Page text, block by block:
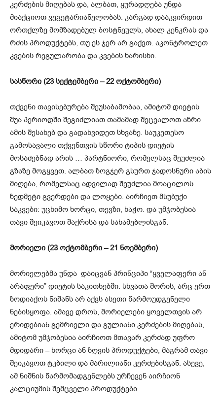
კერძების მიღებას და, ალბათ, ყურადღება უნდა
მიაქციოთ ვეგეტარიანელობას. კარგად დააკვირდით
ორთქლზე მომზადებულ ბოსტნეულს, ახალ კენკრას და
რძის პროდუქტებს, თუ ეს ჯერ არ გაქვთ. აკონტროლეთ
კვების რეგულარობა და კვების ხარისხი.
სასწორი (23 სექტემბერი – 22 ოქტომბერი)
თქვენი თავისებურება შეუსაბამობაა, ამიტომ დიეტის
შუა პერიოდში შეგიძლიათ თამამად შეცვალოთ აზრი
ამის შესახებ და გადახვიდეთ სხვაზე. საუკეთესო
გამოსავალი თქვენთვის სწორი ტიპის დიეტის
მოსაძებნად არის … პარტნიორი, რომელსაც შეუძლია
გზაზე მოგყვეთ. ალბათ ზოგჯერ გსურთ ჯადოსნური აბის
მიღება, რომელსაც ადვილად შეუძლია მოაცილოს
ზედმეტი გვერდები და ლოყები. აირჩიეთ მსუბუქი
საკვები: უცხიმო ხორცი, თევზი, ხაჭო. და უმჯობესია
თავი შეიკავოთ შაქრისა და სახამებლისგან.
მორიელი (23 ოქტომბერი – 21 ნოემბერი)
მორიელებმა უნდა დაიცვან პრინციპი “ყველაფერი ან
არაფერი” დიეტის საკითხებში. სხვათა შორის, არც ერთ
ზოდიაქოს ნიშანს არ აქვს ასეთი წარმოუდგენელი
ნებისყოფა. ამავე დროს, მორიელები ყოველთვის არ
ერიდებიან გემრიელი და გულიანი კერძების მიღებას,
ამიტომ უმჯობესია აირჩიოთ მთავარ კერძად უფრო
მდიდარი – ხორცი ან ზღვის პროდუქტები, მაგრამ თავი
შეიკავოთ ტკბილი და მარილიანი კერძებისგან. ასევე,
ამ ნიშნის წარმომადგენლებს ურჩევენ აირჩიონ
კალციუმის შემცველი პროდუქტები.